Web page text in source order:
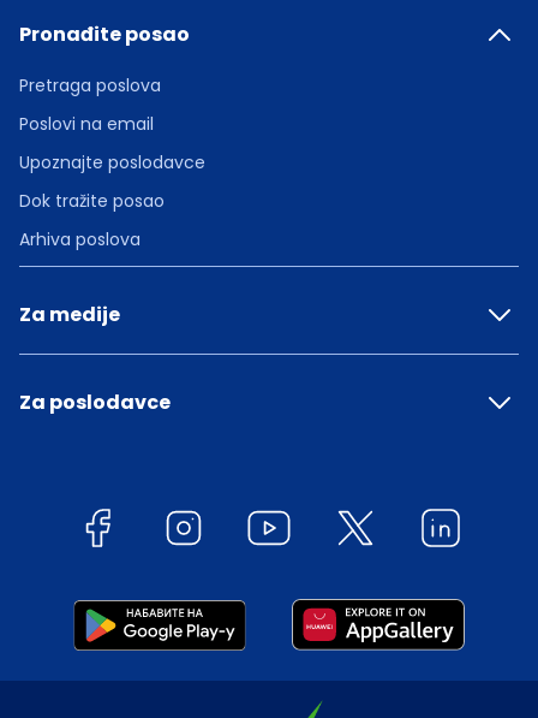
Pronađite posao
Pretraga poslova
Poslovi na email
Upoznajte poslodavce
Dok tražite posao
Arhiva poslova
Za medije
Za poslodavce